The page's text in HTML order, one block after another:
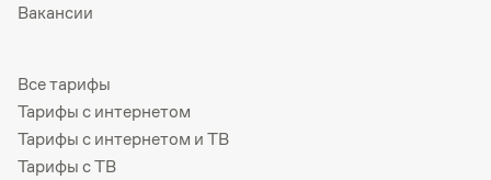
Вакансии
Все тарифы
Тарифы с интернетом
Тарифы с интернетом и ТВ
Тарифы с ТВ